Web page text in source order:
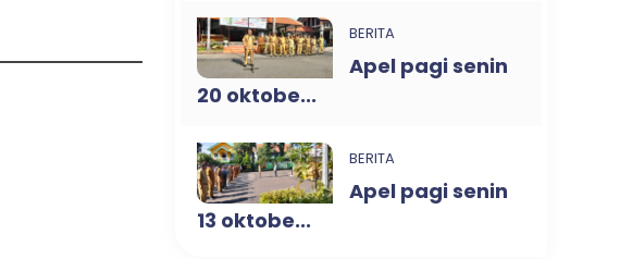
BERITA
Apel pagi senin
20 oktobe...
BERITA
Apel pagi senin
13 oktobe...